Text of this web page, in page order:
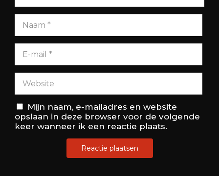
Mijn naam, e-mailadres en website
opslaan in deze browser voor de volgende
keer wanneer ik een reactie plaats.